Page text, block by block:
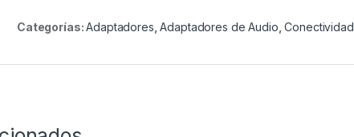
Categorías:Adaptadores ,Adaptadores de Audio ,Conectividad